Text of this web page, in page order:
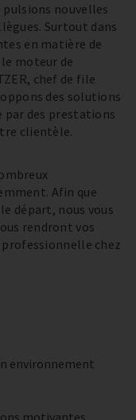
pulsions nouvelles
Surtout dans
en matière de
moteur de
chef de file
des solutions
par des prestations
clientèle.
Afin que
départ, nous vous
rendront vos
chez
environnement
motivantes